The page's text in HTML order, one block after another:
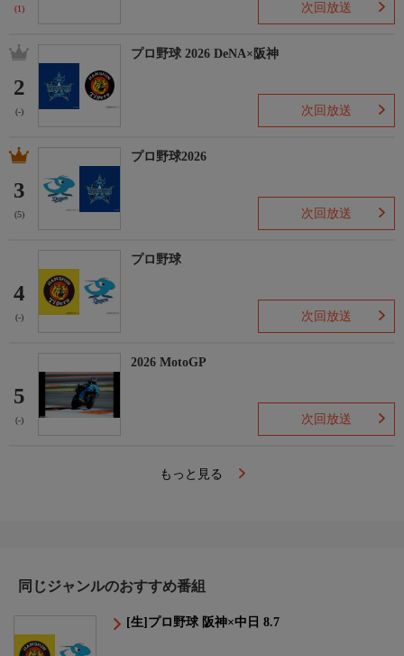
(1) 次回放送
2
(-)
プロ野球 2026 DeNA×阪神
次回放送
3
(5)
プロ野球2026
次回放送
4
(-)
プロ野球
次回放送
5
(-)
2026 MotoGP
次回放送
もっと見る
同じジャンルのおすすめ番組
[生]プロ野球 阪神×中日 8.7